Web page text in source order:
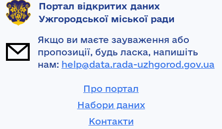
Портал відкритих даних
Ужгородської міської ради
Якщо ви маєте зауваження або
пропозиції, будь ласка, напишіть
нам: help@data.rada-uzhgorod.gov.ua
Про портал
Набори даних
Контакти